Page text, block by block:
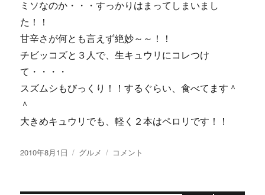
ミソなのか・・・すっかりはまってしまいまし
た！！
甘辛さが何とも言えず絶妙～～！！
チビッコズと３人で、生キュウリにコレつけ
て・・・・
スズムシもびっくり！！するぐらい、食べてます＾
＾
大きめキュウリでも、軽く２本はペロリです！！
投
2010年8月1日
カ
リ
グルメ
【画
り】
コメント